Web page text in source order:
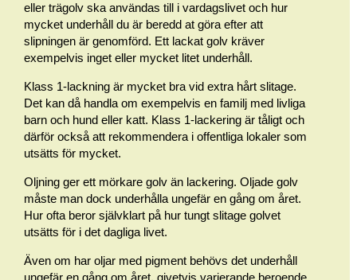
eller trägolv ska användas till i vardagslivet och hur
mycket underhåll du är beredd at göra efter att
slipningen är genomförd. Ett lackat golv kräver
exempelvis inget eller mycket litet underhåll.
Klass 1-lackning är mycket bra vid extra hårt slitage.
Det kan då handla om exempelvis en familj med livliga
barn och hund eller katt. Klass 1-lackering är tåligt och
därför också att rekommendera i offentliga lokaler som
utsätts för mycket.
Oljning ger ett mörkare golv än lackering. Oljade golv
måste man dock underhålla ungefär en gång om året.
Hur ofta beror självklart på hur tungt slitage golvet
utsätts för i det dagliga livet.
Även om har oljar med pigment behövs det underhåll
ungefär en gång om året, givetvis varierande beroende